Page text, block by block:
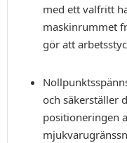
med ett valfritt
maskinrummet
gör att
och säkerställer
positioneringen